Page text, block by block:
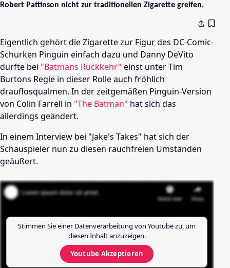
Robert Pattinson nicht zur traditionellen Zigarette greifen.
Eigentlich gehört die Zigarette zur Figur des DC-Comic-
Schurken Pinguin einfach dazu und Danny DeVito
durfte bei "Batmans Rückkehr" einst unter Tim
Burtons Regie in dieser Rolle auch fröhlich
drauflosqualmen. In der zeitgemäßen Pinguin-Version
von Colin Farrell in "The Batman" hat sich das
allerdings geändert.
In einem Interview bei "Jake's Takes" hat sich der
Schauspieler nun zu diesen rauchfreien Umständen
geäußert.
Stimmen Sie einer Datenverarbeitung von Youtubezu, um
diesen Inhalt anzuzeigen.
Youtube Akzeptieren